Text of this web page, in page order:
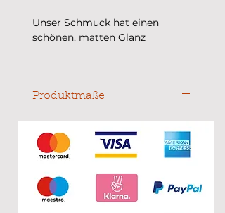
Unser Schmuck hat einen
schönen, matten Glanz
Die Fotos wurden in
Produktmaße
Durchmesser: 9 mm